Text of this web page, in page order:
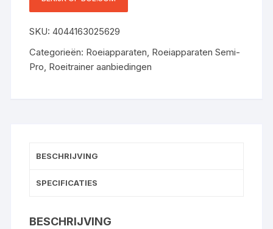
WATER-MAGNEETSYSTEEM,
HOUTEN
SKU:4044163025629
Categorieën: Roeiapparaten, Roeiapparaten Semi-
Pro, Roeitrainer aanbiedingen
BESCHRIJVING
SPECIFICATIES
BESCHRIJVING